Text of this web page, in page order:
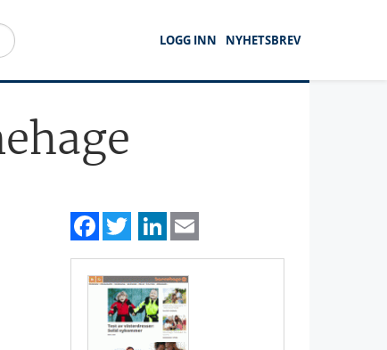
LOGG INN
NYHETSBREV
Facebook
TwitterLinkedIn